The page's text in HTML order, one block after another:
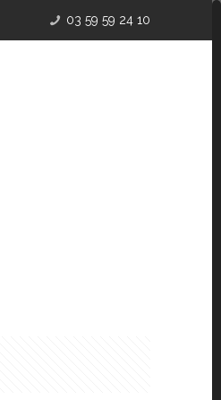
03 59 59 24 10